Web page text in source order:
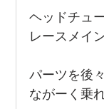
ヘッドチュ
レースメイ
パーツを後
ながーく乗